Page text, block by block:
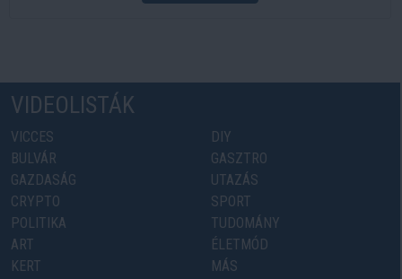
VIDEOLISTÁK
VICCES
BULVÁR
GAZDASÁG
CRYPTO
POLITIKA
ART
KERT
DIY
GASZTRO
UTAZÁS
SPORT
TUDOMÁNY
ÉLETMÓD
MÁS